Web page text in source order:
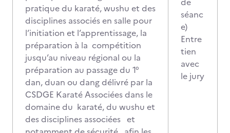
pratique du karaté, wushu et des
disciplines associés en salle pour
l’initiation et l’apprentissage, la
préparation à la compétition
jusqu’au niveau régional ou la
préparation au passage du 1°
dan, duan ou dang délivré par la
CSDGE Karaté Associées dans le
domaine du karaté, du wushu et
des disciplines associées et
séanc
e)
Entre
tien
avec
le jury